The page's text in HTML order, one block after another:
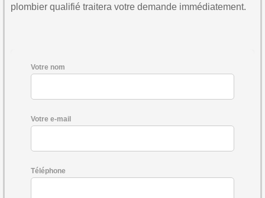
plombier qualifié traitera votre demande immédiatement.
Votre nom
Votre e-mail
Téléphone